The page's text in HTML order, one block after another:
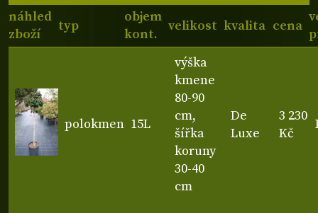
náhled
zboží
typ
objem
kont.
velikost kvalita cena
polokmen 15L
výška
kmene
80-90
cm,
šířka
koruny
30-40
cm
De
Luxe
3 230
Kč